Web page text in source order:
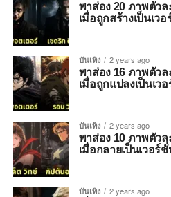
พาส่อง 20 ภาพตัวล
เมื่อถูกสร้างเป็นเ
บันเทิง 2 years ago
พาส่อง 16 ภาพตัวล
เมื่อถูกแปลงเป็นเว
บันเทิง 2 years ago
พาส่อง 10 ภาพตัวล
เมื่อกลายเป็นเวอร์
บันเทิง 2 years ago